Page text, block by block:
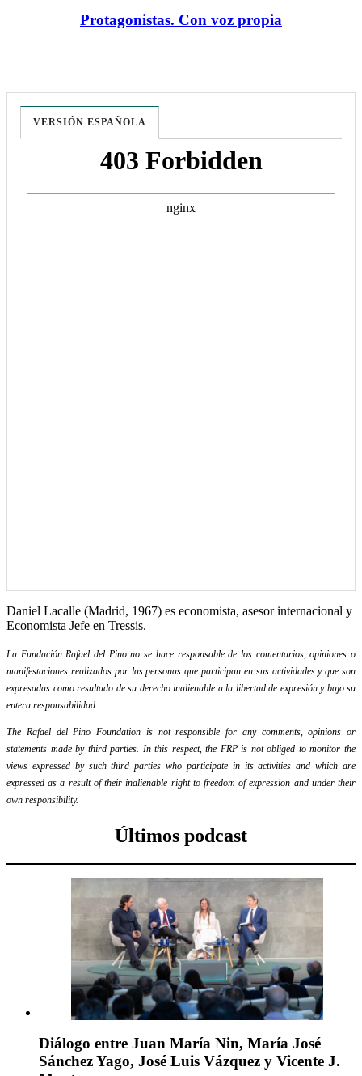
Protagonistas. Con voz propia
VERSIÓN ESPAÑOLA
Daniel Lacalle (Madrid, 1967) es economista, asesor internacional y
Economista Jefe en Tressis.
La Fundación Rafael del Pino no se hace responsable de los comentarios, opiniones o
manifestaciones realizados por las personas que participan en sus actividades y que son
expresadas como resultado de su derecho inalienable a la libertad de expresión y bajo su
entera responsabilidad.
The Rafael del Pino Foundation is not responsible for any comments, opinions or
statements made by third parties. In this respect, the FRP is not obliged to monitor the
views expressed by such third parties who participate in its activities and which are
expressed as a result of their inalienable right to freedom of expression and under their
own responsibility.
Últimos podcast
Diálogo entre Juan María Nin, María José
Sánchez Yago, José Luis Vázquez y Vicente J.